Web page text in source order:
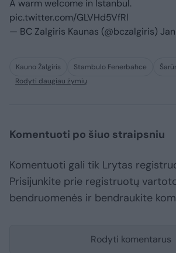
A warm welcome in Istanbul.
pic.twitter.com/GLVHd5VfRl
— BC Zalgiris Kaunas (@bczalgiris)
Kauno Žalgiris Stambulo Fenerbahce
Rodyti daugiau žymių
Komentuoti po šiuo straipsniu
Komentuoti gali tik Lrytas
Prisijunkite prie registruotų
bendruomenės ir bendraukite
Rodyti komentarus